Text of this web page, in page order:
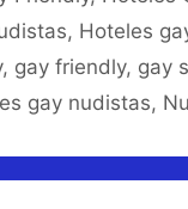
, Hoteles
, gay friendly, gay
gay nudistas,